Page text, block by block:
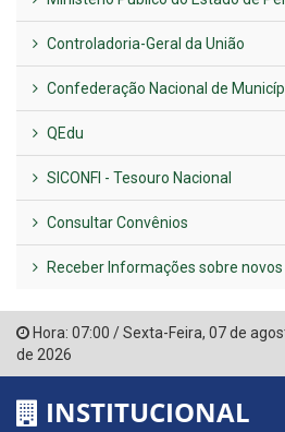
Controladoria-Geral da União
Confederação Nacional de
QEdu
SICONFI - Tesouro Nacional
Consultar Convênios
Receber Informações sobre novos
Hora: 07:00 /Sexta-Feira, 07 de
de 2026
INSTITUCIONAL